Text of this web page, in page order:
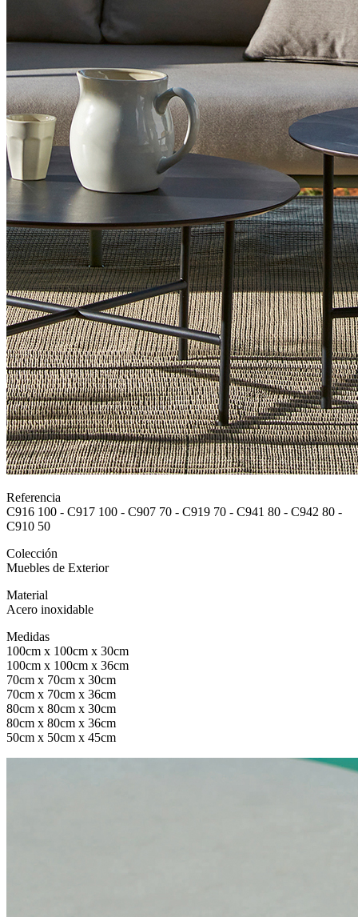
Referencia
C916 100 - C917 100 - C907 70 - C919 70 - C941 80 - C942 80 -
C910 50
Colección
Muebles de Exterior
Material
Acero inoxidable
Medidas
100cm x 100cm x 30cm
100cm x 100cm x 36cm
70cm x 70cm x 30cm
70cm x 70cm x 36cm
80cm x 80cm x 30cm
80cm x 80cm x 36cm
50cm x 50cm x 45cm